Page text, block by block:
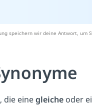
speichern wir deine Antwort, um
die einegleiche oder